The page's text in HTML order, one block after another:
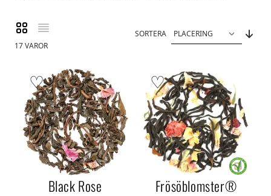
Visa som
RutnätLista
17VAROR
SORTERA
Black Rose Frösöblomster®